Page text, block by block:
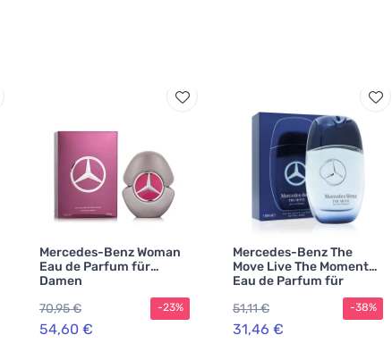
Mercedes-Benz Woman
Eau de Parfum für
Damen
70,95 €
54,60 €
-23%
Mercedes-Benz The
Move Live The Moment
Eau de Parfum für
51,11 €
31,46 €
-38%